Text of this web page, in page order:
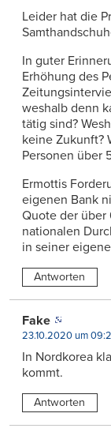
Leider hat die
In guter
Erhöhung des
weshalb denn
tätig sind?
keine Zukunft?
Personen über
Ermottis
eigenen Bank
Quote der über
nationalen
in seiner
Antworten
Fake
23.10.2020 um
In Nordkorea
kommt.
Antworten